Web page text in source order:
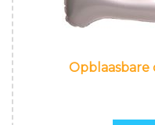
Opblaasbare